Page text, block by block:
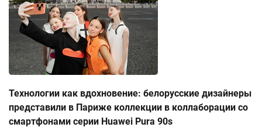
Технологии как вдохновение: белорусские дизайнеры
представили в Париже коллекции в коллаборации со
смартфонами серии Huawei Pura 90s